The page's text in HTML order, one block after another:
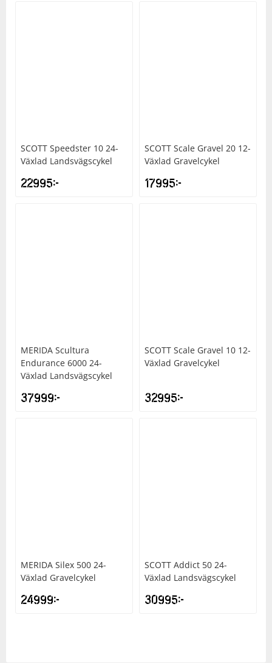
SCOTT Speedster 10 24-
Växlad Landsvägscykel
22995kr
SCOTT Scale Gravel 20 12-
Växlad Gravelcykel
17995kr
MERIDA Scultura
Endurance 6000 24-
Växlad Landsvägscykel
37999kr
SCOTT Scale Gravel 10 12-
Växlad Gravelcykel
32995kr
MERIDA Silex 500 24-
Växlad Gravelcykel
24999kr
SCOTT Addict 50 24-
Växlad Landsvägscykel
30995kr